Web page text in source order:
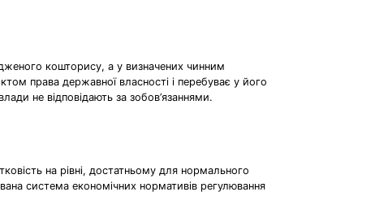
кошторису, а у визначених чинним
права державної власності і перебуває у його
не відповідають за зобов’язаннями.
на рівні, достатньому для нормального
система економічних нормативів регулювання